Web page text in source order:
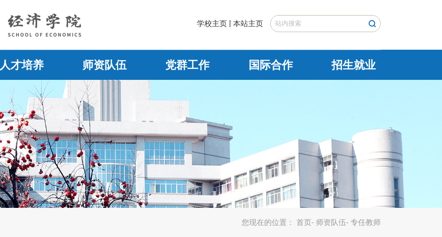
学校主页 | 本站主页
人才培养 师资队伍 党群工作 国际合作 招生就业
您现在的位置： 首页- 师资队伍- 专任教师